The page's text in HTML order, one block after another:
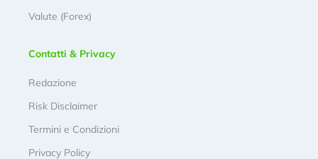
Valute (Forex)
Contatti & Privacy
Redazione
Risk Disclaimer
Termini e Condizioni
Privacy Policy